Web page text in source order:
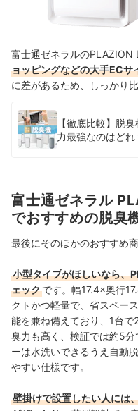
富士通ゼネラルのPLAZION
ョッピングなどの大手ECサ
に差があるため、しっかり
【徹底比較】脱
力最強なのはどれ
富士通ゼネラル
でおすすめの脱臭
最後にそのほかのおすすめ
小型タイプがほしいなら、
ェックです。幅17.4×奥行
クトかつ軽量で、省スペー
能を兼ね備えており、1台
臭力も高く、検証では約5
ーは水洗いできるうえ自動
やすい仕様です。
壁掛けで設置したい人には